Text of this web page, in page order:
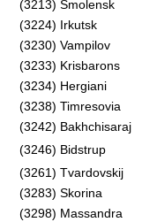
(3213) Smolensk
(3224) Irkutsk
(3230) Vampilov
(3233) Krisbarons
(3234) Hergiani
(3238) Timresovia
(3242) Bakhchisaraj
(3246) Bidstrup
(3261) Tvardovskij
(3283) Skorina
(3298) Massandra